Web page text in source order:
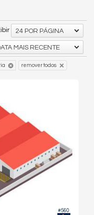
24 POR PÁGINA
MAIS RECENTE
remover todos
#560